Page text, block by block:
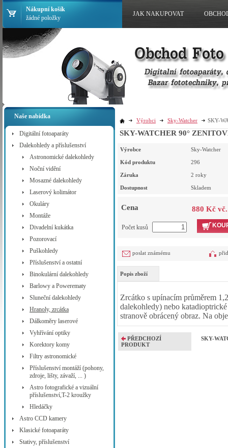
Naše nabídka
Digitální fotoaparáty
Dalekohledy a příslušenství
Astronomické dalekohledy
Noční vidění
Mosazné dalekohledy
Laserový kolimátor
Okuláry
Montáže
Divadelní kukátka
Pozorovací
Puškohledy
Příslušenství a ostatní
Binokulární dalekohledy
Barlowy a Powerematy
Sluneční dalekohledy
Hranoly, zrcátka
Dálkoměry laserové
Vyhřívání optiky
Korektory komy
Filtry astronomické
Příslušenství montáží (pohony,
zdroje, lišty, závaží, ... )
Astro fotografické a vizuální
příslušenství,T-2 kroužky
Hledáčky
Astro CCD kamery
Klasické fotoaparáty
Stativy, příslušenství
Výrobci Sky-Watcher SKY-
SKY-WATCHER 90°
Výrobce Sky-Watcher
Kód produktu 296
Záruka 2 roky
Dostupnost Skladem
Cena 880 Kč
Počet kusů
poslat známému
Popis zboží
Zrcátko s upínacím průměrem
dalekohledy) nebo
stranově obrácený obraz. Na
PŘEDCHOZÍ
PRODUKT
SKY-
Nákupní košík
žádné položky
JAK NAKUPOVAT